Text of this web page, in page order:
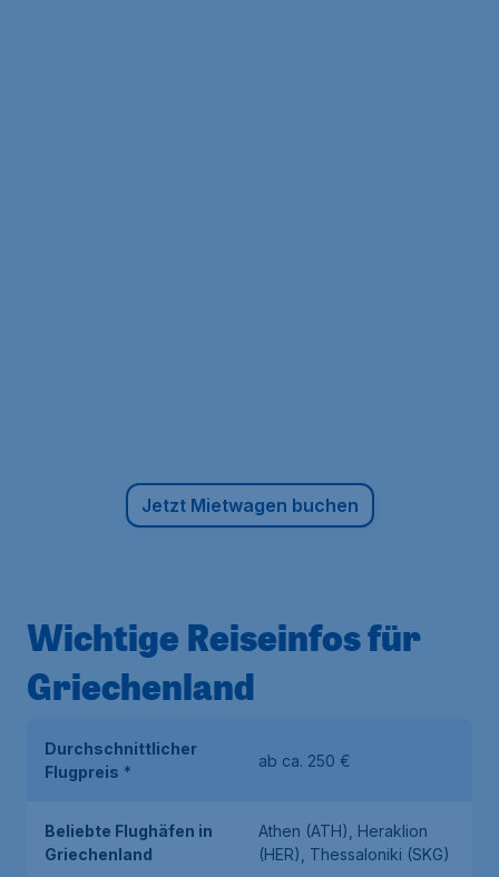
Jetzt Mietwagen buchen
Wichtige Reiseinfos für
Griechenland
Durchschnittlicher
Flugpreis *
ab ca. 250 €
Beliebte Flughäfen in
Griechenland
Athen (ATH), Heraklion
(HER), Thessaloniki (SKG)